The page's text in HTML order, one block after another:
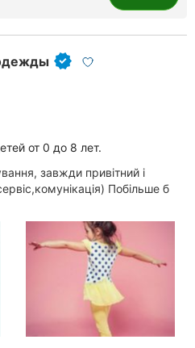
от 0 до 8 лет.
завжди привітний і
Побільше б